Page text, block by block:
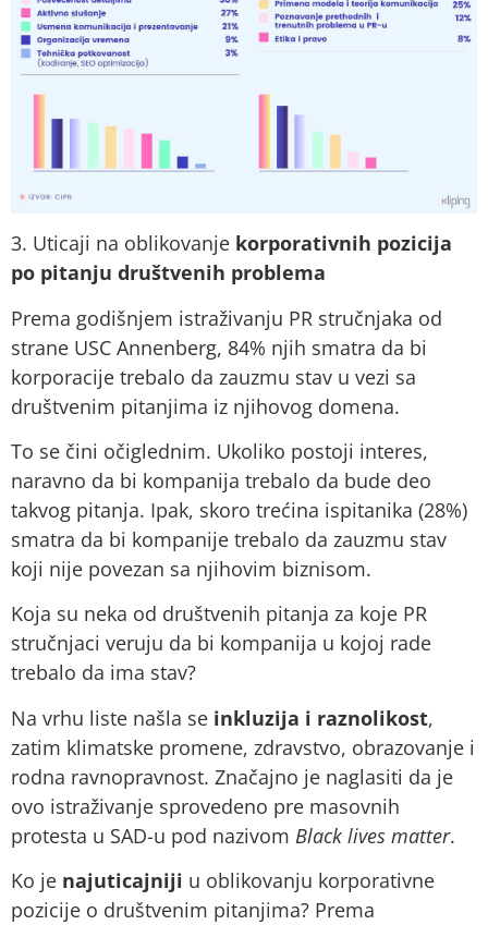
3. Uticaji na oblikovanje korporativnih pozicija
po pitanju društvenih problema
Prema godišnjem istraživanju PR stručnjaka od
strane USC Annenberg, 84% njih smatra da bi
korporacije trebalo da zauzmu stav u vezi sa
društvenim pitanjima iz njihovog domena.
To se čini očiglednim. Ukoliko postoji interes,
naravno da bi kompanija trebalo da bude deo
takvog pitanja. Ipak, skoro trećina ispitanika (28%)
smatra da bi kompanije trebalo da zauzmu stav
koji nije povezan sa njihovim biznisom.
Koja su neka od društvenih pitanja za koje PR
stručnjaci veruju da bi kompanija u kojoj rade
trebalo da ima stav?
Na vrhu liste našla se inkluzija i raznolikost,
zatim klimatske promene, zdravstvo, obrazovanje i
rodna ravnopravnost. Značajno je naglasiti da je
ovo istraživanje sprovedeno pre masovnih
protesta u SAD-u pod nazivom Black lives matter.
Ko je najuticajniji u oblikovanju korporativne
pozicije o društvenim pitanjima? Prema